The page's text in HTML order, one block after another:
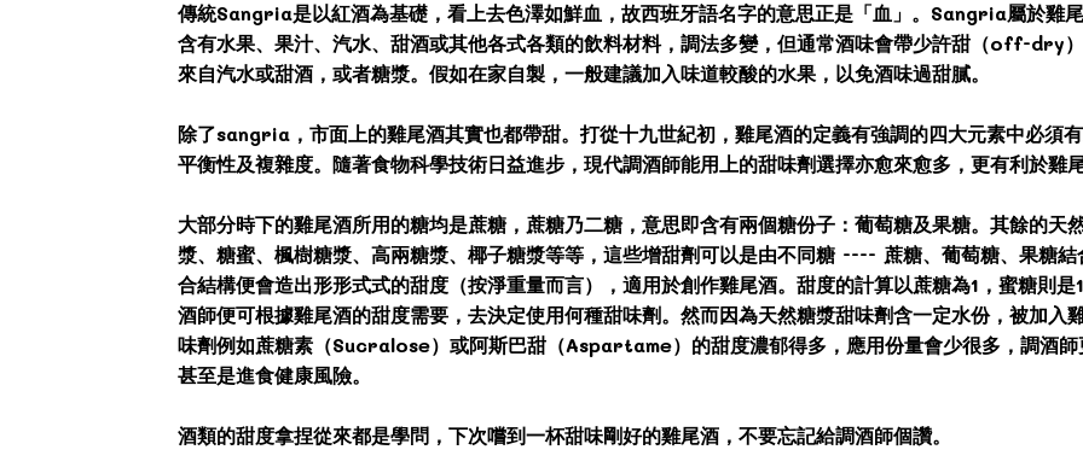
傳統Sangria是以紅酒為基礎，看上去色澤如鮮血，故西班牙語名字的意思正是「血」。Sangria屬於雞
含有水果、果汁、汽水、甜酒或其他各式各類的飲料材料，調法多變，但通常酒味會帶少許甜（off-dry
來自汽水或甜酒，或者糖漿。假如在家自製，一般建議加入味道較酸的水果，以免酒味過甜膩。
除了sangria，市面上的雞尾酒其實也都帶甜。打從十九世紀初，雞尾酒的定義有強調的四大元素中必須
平衡性及複雜度。隨著食物科學技術日益進步，現代調酒師能用上的甜味劑選擇亦愈來愈多，更有利於雞
大部分時下的雞尾酒所用的糖均是蔗糖，蔗糖乃二糖，意思即含有兩個糖份子：葡萄糖及果糖。其餘的天
漿、糖蜜、楓樹糖漿、高兩糖漿、椰子糖漿等等，這些增甜劑可以是由不同糖 ---- 蔗糖、葡萄糖、果糖
合結構便會造出形形式式的甜度（按淨重量而言），適用於創作雞尾酒。甜度的計算以蔗糖為1，蜜糖則
酒師便可根據雞尾酒的甜度需要，去決定使用何種甜味劑。然而因為天然糖漿甜味劑含一定水份，被加入
味劑例如蔗糖素（Sucralose）或阿斯巴甜（Aspartame）的甜度濃郁得多，應用份量會少很多，調酒
甚至是進食健康風險。
酒類的甜度拿捏從來都是學問，下次嚐到一杯甜味剛好的雞尾酒，不要忘記給調酒師個讚。